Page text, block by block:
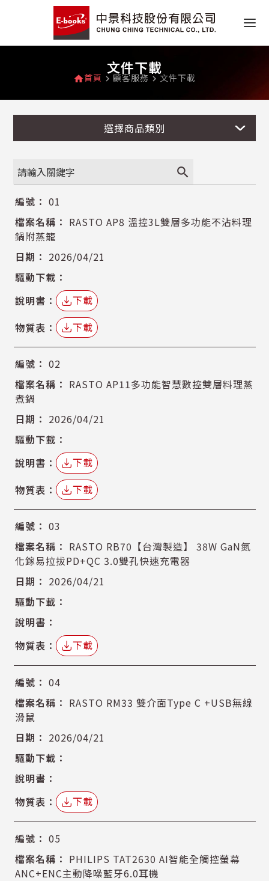
文件下載
home首頁 navigate_next 顧客服務 navigate_next 文件下載
選擇商品類別
search
01
RASTO AP8 溫控3L雙層多功能不沾料理
鍋附蒸籠
2026/04/21
下載
下載
02
RASTO AP11多功能智慧數控雙層料理蒸
煮鍋
2026/04/21
下載
下載
03
RASTO RB70【台灣製造】 38W GaN氮
化鎵易拉拔PD+QC 3.0雙孔快速充電器
2026/04/21
下載
04
RASTO RM33 雙介面Type C +USB無線
滑鼠
2026/04/21
下載
05
PHILIPS TAT2630 AI智能全觸控螢幕
ANC+ENC主動降噪藍牙6.0耳機